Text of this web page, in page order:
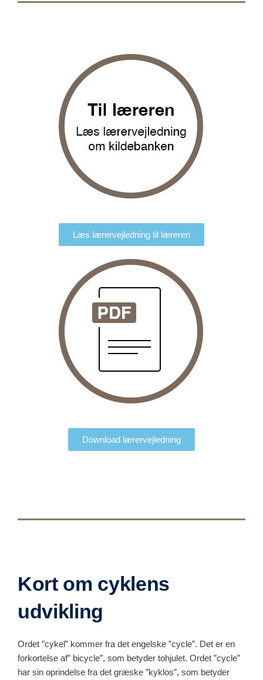
Læs lærervejledning til læreren
Download lærervejledning
Kort om cyklens
udvikling
Ordet ”cykel” kommer fra det engelske ”cycle”. Det er en
forkortelse af” bicycle”, som betyder tohjulet. Ordet ”cycle”
har sin oprindelse fra det græske ”kyklos”, som betyder